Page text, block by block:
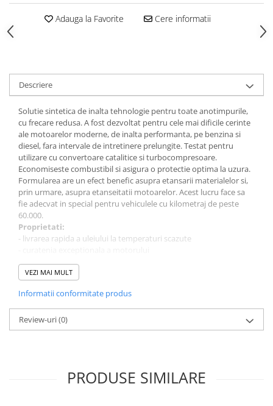
Adauga la Favorite Cere informatii
Descriere
Solutie sintetica de inalta tehnologie pentru toate anotimpurile,
cu frecare redusa. A fost dezvoltat pentru cele mai dificile cerinte
ale motoarelor moderne, de inalta performanta, pe benzina si
diesel, fara intervale de intretinere prelungite. Testat pentru
utilizare cu convertoare catalitice si turbocompresoare.
Economiseste combustibil si asigura o protectie optima la uzura.
Formularea are un efect benefic asupra etansarii materialelor si,
prin urmare, asupra etanseitatii motoarelor. Acest lucru face sa
fie adecvat in special pentru vehiculele cu kilometraj de peste
60.000.
Proprietati:
- livrarea rapida a uleiului la temperaturi scazute
- se amesteca cu toate uleiurile de motor disponibile in comert
- regenerarea sigiliilor
- in special pentru vehiculele cu kilometraj de peste 100.000 km
- fiabilitate ridicata la lubrifiere
- economiseste combustibil si reduce emisiile poluante
- pastreaza etansarile
- testat pentru turbocompresoare si convertizoare catalitice
VEZI MAI MULT
Informatii conformitate produs
Review-uri(0)
PRODUSE SIMILARE